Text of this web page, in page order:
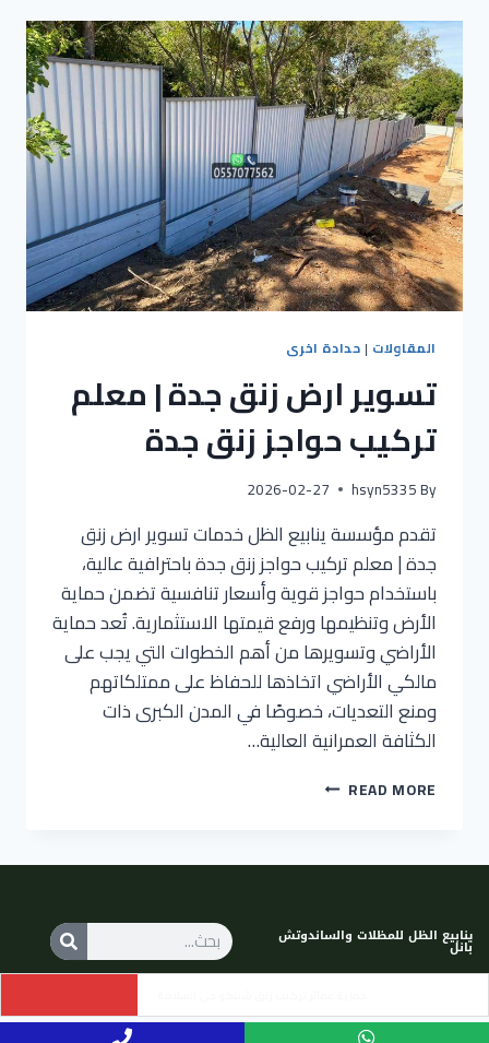
المقاولات | حدادة اخرى
تسوير ارض زنق جدة | معلم
تركيب حواجز زنق جدة
By
hsyn5335
2026-02-27
تقدم مؤسسة ينابيع الظل خدمات تسوير ارض زنق
جدة | معلم تركيب حواجز زنق جدة باحترافية عالية،
باستخدام حواجز قوية وأسعار تنافسية تضمن حماية
الأرض وتنظيمها ورفع قيمتها الاستثمارية. تُعد حماية
الأراضي وتسويرها من أهم الخطوات التي يجب على
مالكي الأراضي اتخاذها للحفاظ على ممتلكاتهم
ومنع التعديات، خصوصًا في المدن الكبرى ذات
الكثافة العمرانية العالية…
READ MORE
ينابيع الظل للمظلات والساندوتش
بانل